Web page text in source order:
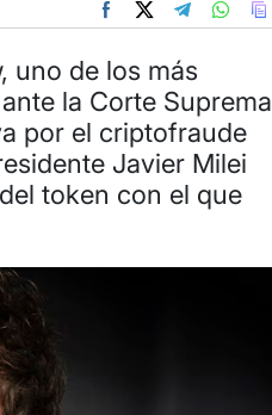
uno de los más
la Corte Suprema
por el criptofraude
Javier Milei
token con el que